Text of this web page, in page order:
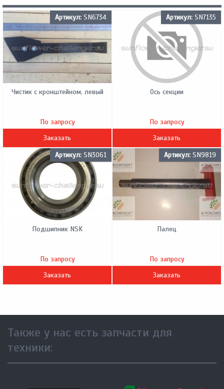
Артикул: SN6734
Чистик с кронштейном, левый
По запросу
Заказать
Артикул: SN7135
Ось секции
По запросу
Заказать
Артикул: SN3061
Подшипник NSK
По запросу
Заказать
Артикул: SN9819
Палец
По запросу
Заказать
Также у нас есть запчасти для
техники: